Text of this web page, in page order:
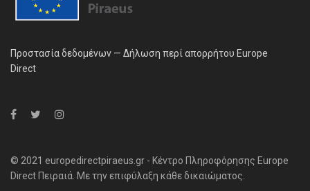
Προστασία δεδομένων — Δήλωση περί απορρήτου Europe
Direct
© 2021 europedirectpiraeus.gr - Κέντρο Πληροφόρησης Europe
Direct Πειραιά. Με την επιφύλαξη κάθε δικαιώματος.